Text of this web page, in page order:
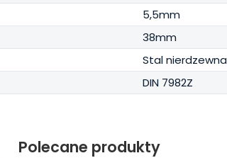
5,5mm
38mm
Stal nierdzewna
DIN 7982Z
Polecane produkty